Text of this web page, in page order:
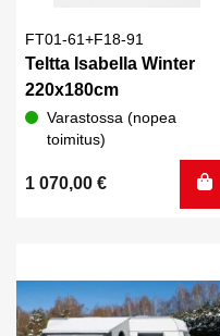
FT01-61+F18-91
Teltta Isabella Winter
220x180cm
Varastossa (nopea
toimitus)
1 070,00 €